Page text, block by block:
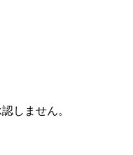
しません。